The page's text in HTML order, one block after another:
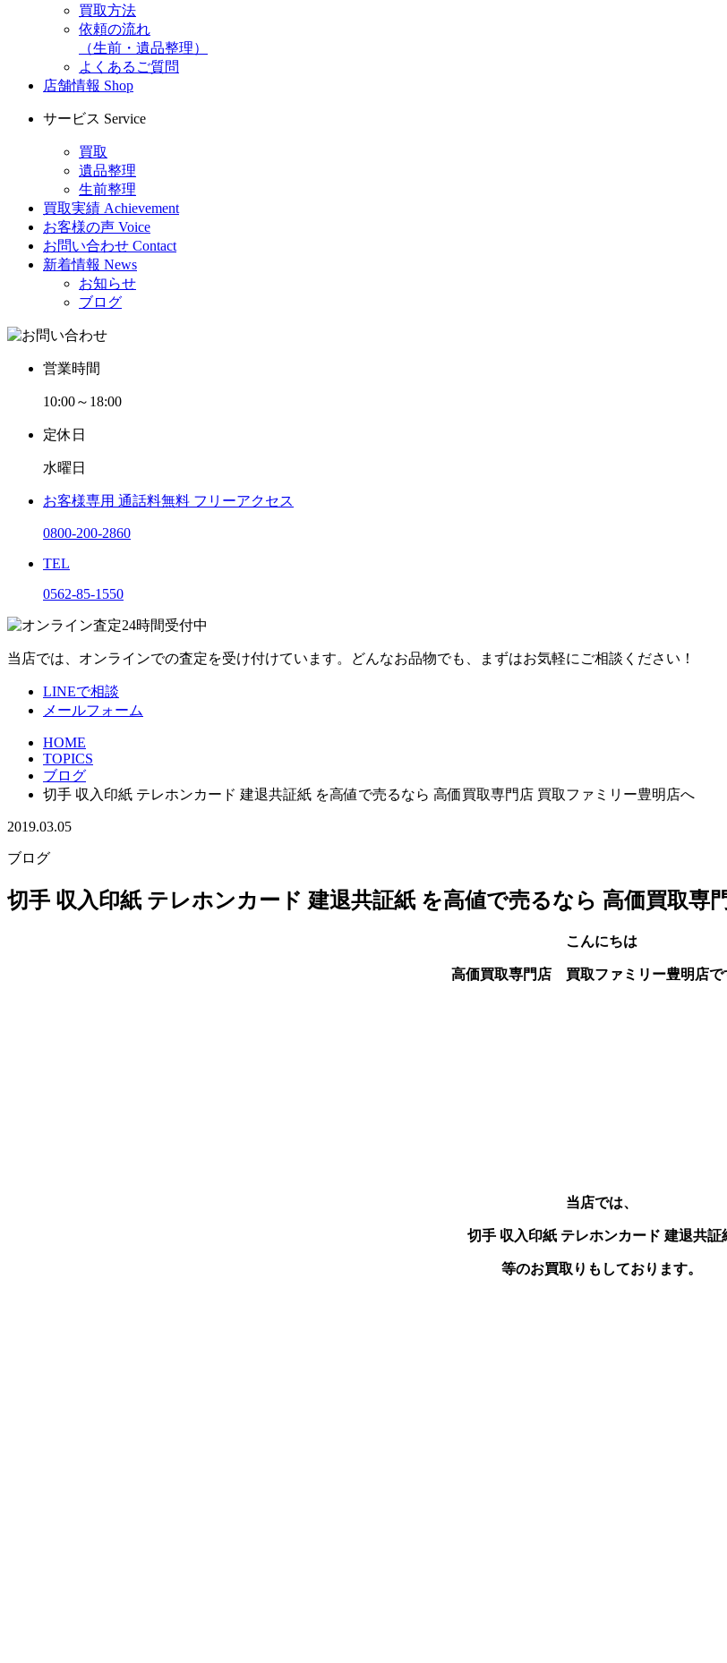
買取方法
依頼の流れ
（生前・遺品整理）
よくあるご質問
店舗情報 Shop
サービス Service
買取
遺品整理
生前整理
買取実績 Achievement
お客様の声 Voice
お問い合わせ Contact
新着情報 News
お知らせ
ブログ
営業時間
10:00～18:00
定休日
水曜日
お客様専用 通話料無料 フリーアクセス
0800-200-2860
TEL
0562-85-1550
当店では、オンラインでの査定を受け付けています。どんなお品物でも、まずはお気軽にご相談ください！
LINEで相談
メールフォーム
HOME
TOPICS
ブログ
切手 収入印紙 テレホンカード 建退共証紙 を高値で売るなら 高価買取専門店 買取ファミリー豊明店へ
2019.03.05
ブログ
切手 収入印紙 テレホンカード 建退共証紙 を高値で売るなら 高価買取専
こんにちは
高価買取専門店 買取ファミリー豊明店で
当店では、
切手 収入印紙 テレホンカード 建退共証
等のお買取りもしております。